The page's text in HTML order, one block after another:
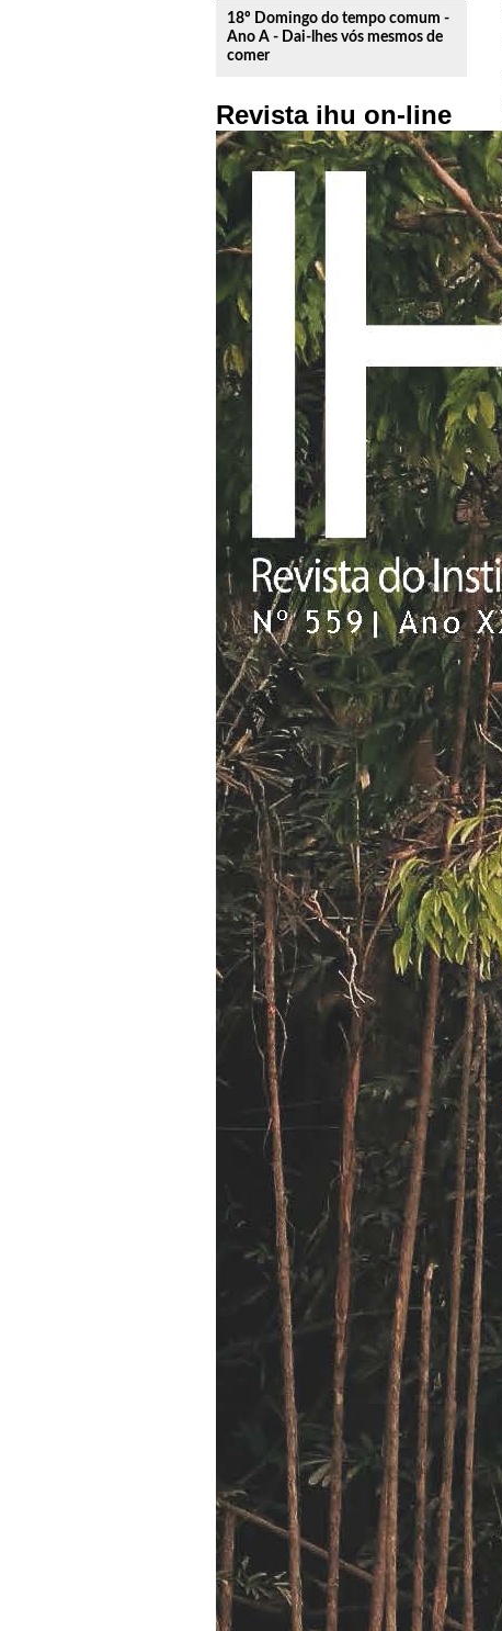
18º Domingo do tempo comum -
Ano A - Dai-lhes vós mesmos de
comer
Revista ihu on-line